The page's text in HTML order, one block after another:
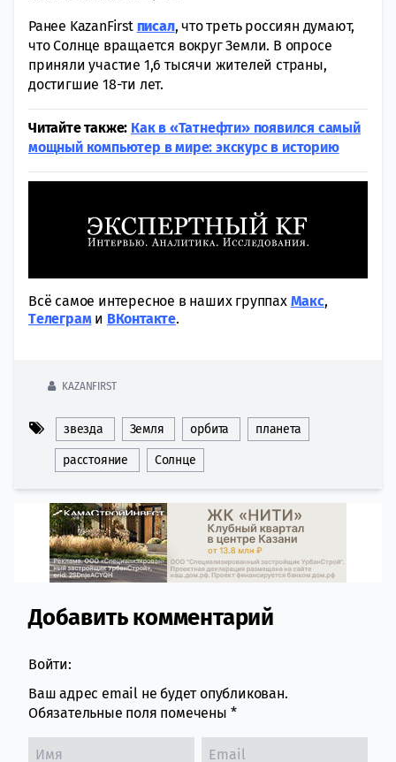
Ранее KazanFirst писал, что треть россиян думают,
что Солнце вращается вокруг Земли. В опросе
приняли участие 1,6 тысячи жителей страны,
достигшие 18-ти лет.
Читайте также: Как в «Татнефти» появился самый
мощный компьютер в мире: экскурс в историю
Всё самое интересное в наших группах Макс,
Tелеграми ВКонтакте.
KAZANFIRST
звезда Земля орбита планета
расстояние Солнце
Comment section
Добавить комментарий
Войти:
Ваш адрес email не будет опубликован.
Обязательные поля помечены *